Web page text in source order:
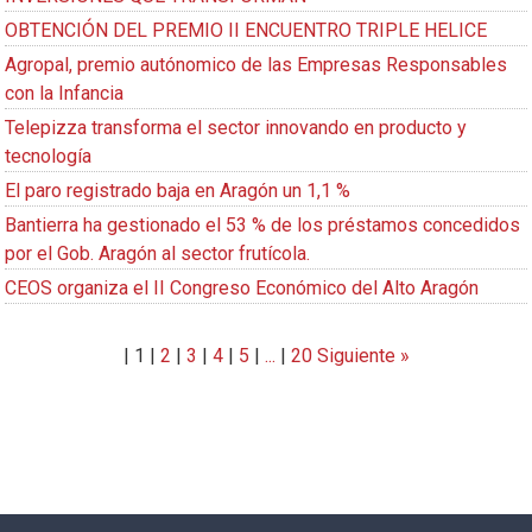
OBTENCIÓN DEL PREMIO II ENCUENTRO TRIPLE HELICE
Agropal, premio autónomico de las Empresas Responsables
con la Infancia
Telepizza transforma el sector innovando en producto y
tecnología
El paro registrado baja en Aragón un 1,1 %
Bantierra ha gestionado el 53 % de los préstamos concedidos
por el Gob. Aragón al sector frutícola.
CEOS organiza el II Congreso Económico del Alto Aragón
1 2 3 4| 5 ... 20Siguiente »